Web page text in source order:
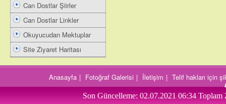
Can Dostlar Şiirler
Can Dostlar Linkler
Okuyucudan Mektuplar
Site Ziyaret Haritası
Anasayfa | Fotoğraf Galerisi | İletişim | Telif hakları için
Son Güncelleme: 02.07.2021 06:34 Toplam